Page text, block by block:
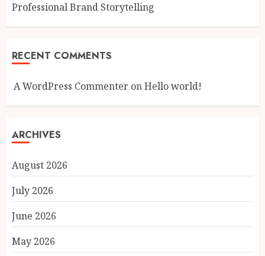
Professional Brand Storytelling
RECENT COMMENTS
A WordPress Commenter onHello world!
ARCHIVES
August 2026
July 2026
June 2026
May 2026